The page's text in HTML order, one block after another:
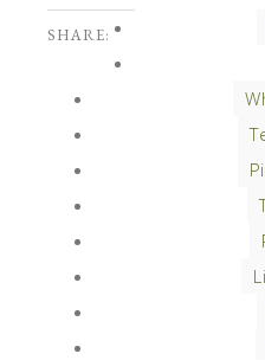
SHARE: